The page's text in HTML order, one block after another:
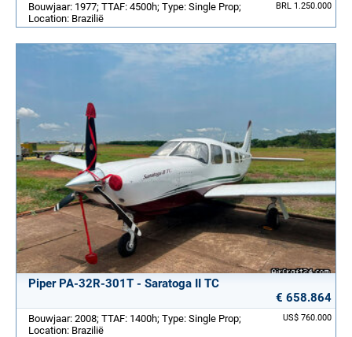
BRL 1.250.000
Bouwjaar: 1977; TTAF: 4500h; Type: Single Prop;
Location: Brazilië
Piper PA-32R-301T - Saratoga II TC
€ 658.864
US$ 760.000
Bouwjaar: 2008; TTAF: 1400h; Type: Single Prop;
Location: Brazilië